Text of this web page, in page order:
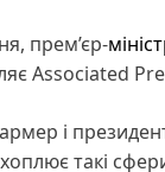
прем’єр-
Associated
і
такі